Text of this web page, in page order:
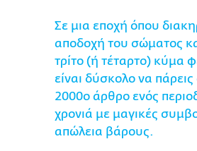
Σε μια εποχή όπου
αποδοχή του σώματος
τρίτο (ή τέταρτο) κύμα
είναι δύσκολο να
2000ο άρθρο ενός
χρονιά με μαγικές
απώλεια βάρους.